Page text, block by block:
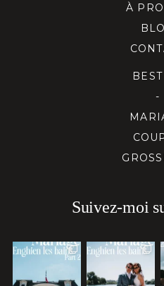
À
-
Suivez-moi